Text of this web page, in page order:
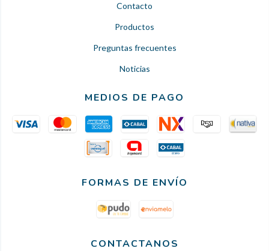
Contacto
Productos
Preguntas frecuentes
Noticias
MEDIOS DE PAGO
FORMAS DE ENVÍO
CONTACTANOS